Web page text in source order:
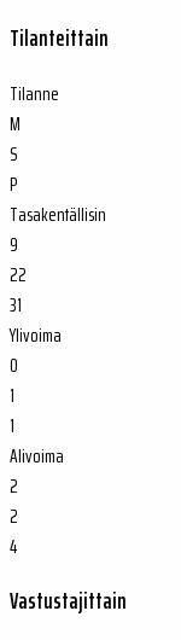
Tilanteittain
Tilanne
M
S
P
Tasakentällisin
9
22
31
Ylivoima
0
1
1
Alivoima
2
2
4
Vastustajittain